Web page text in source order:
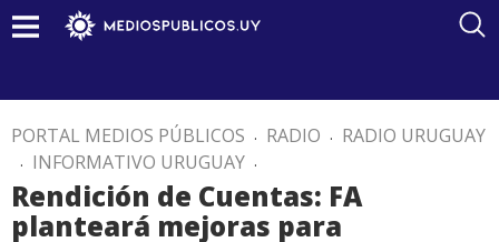
PORTAL MEDIOS PÚBLICOS . RADIO . RADIO URUGUAY
. INFORMATIVO URUGUAY .
Rendición de Cuentas: FA
planteará mejoras para